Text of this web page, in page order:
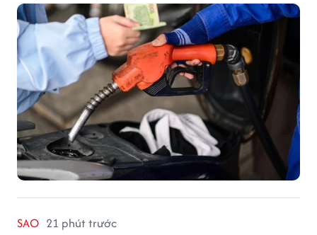
SAO 21 phút trước